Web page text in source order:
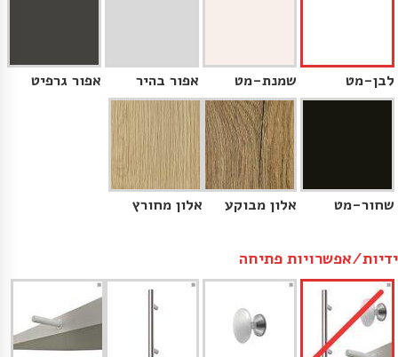
לבן-מט שמנת-מט אפור בהיר אפור גרפיט
שחור-מט אלון מבוקע אלון מחורץ
ידיות/אפשרויות פתיחה